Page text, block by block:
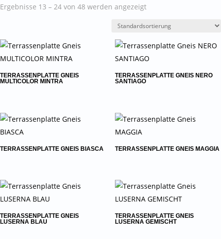
Ergebnisse 13 – 24 von 48 werden angezeigt
TERRASSENPLATTE GNEIS
MULTICOLOR MINTRA
TERRASSENPLATTE GNEIS NERO
SANTIAGO
TERRASSENPLATTE GNEIS BIASCA TERRASSENPLATTE GNEIS MAGGIA
TERRASSENPLATTE GNEIS
LUSERNA BLAU
TERRASSENPLATTE GNEIS
LUSERNA GEMISCHT